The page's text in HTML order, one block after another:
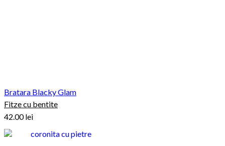
Bratara Blacky Glam
Fitze cu bentite
42.00lei